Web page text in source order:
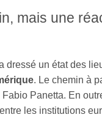
mais une
dressé un état des
. Le chemin à
Panetta. En
les institutions